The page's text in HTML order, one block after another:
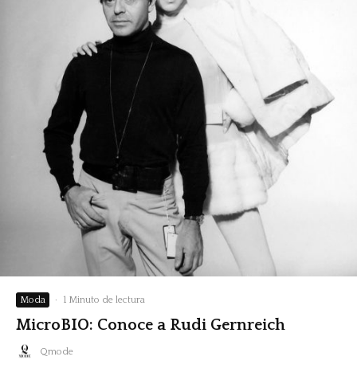
Moda · 1 Minuto de lectura
MicroBIO: Conoce a Rudi Gernreich
Qmode